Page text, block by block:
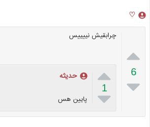
♡

6

چرابقیش نییییس

1

حدیثه
پایین هس